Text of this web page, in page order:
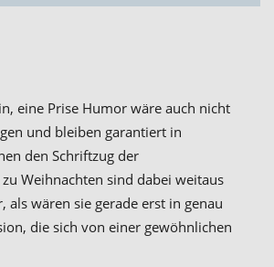
eine Prise Humor wäre auch nicht
und bleiben garantiert in
den Schriftzug der
Weihnachten sind dabei weitaus
wären sie gerade erst in genau
die sich von einer gewöhnlichen